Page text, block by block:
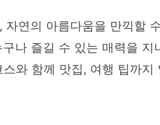
연의 아름다움을 만끽할
나 즐길 수 있는 매력을
와 함께 맛집, 여행 팁까